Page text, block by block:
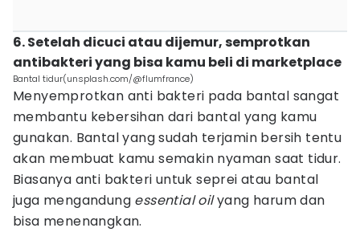
6. Setelah dicuci atau dijemur, semprotkan
antibakteri yang bisa kamu beli di marketplace
Bantal tidur(unsplash.com/@flumfrance)
Menyemprotkan anti bakteri pada bantal sangat
membantu kebersihan dari bantal yang kamu
gunakan. Bantal yang sudah terjamin bersih tentu
akan membuat kamu semakin nyaman saat tidur.
Biasanya anti bakteri untuk seprei atau bantal
juga mengandung essential oilyang harum dan
bisa menenangkan.